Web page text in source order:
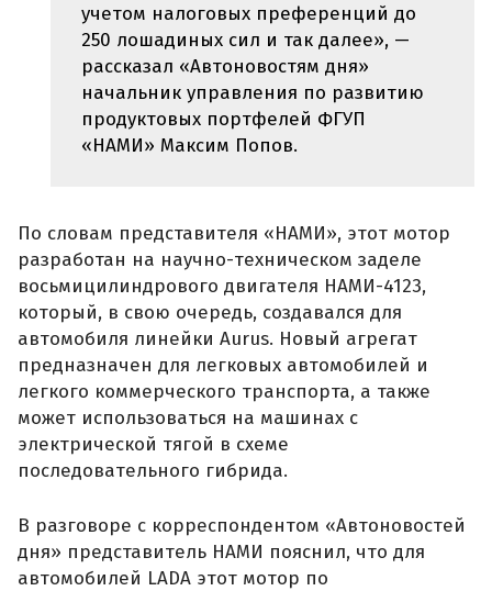
учетом налоговых преференций до
250 лошадиных сил и так далее», —
рассказал «Автоновостям дня»
начальник управления по развитию
продуктовых портфелей ФГУП
«НАМИ» Максим Попов.
По словам представителя «НАМИ», этот мотор
разработан на научно-техническом заделе
восьмицилиндрового двигателя НАМИ-4123,
который, в свою очередь, создавался для
автомобиля линейки Aurus. Новый агрегат
предназначен для легковых автомобилей и
легкого коммерческого транспорта, а также
может использоваться на машинах с
электрической тягой в схеме
последовательного гибрида.
В разговоре с корреспондентом «Автоновостей
дня» представитель НАМИ пояснил, что для
автомобилей LADA этот мотор по